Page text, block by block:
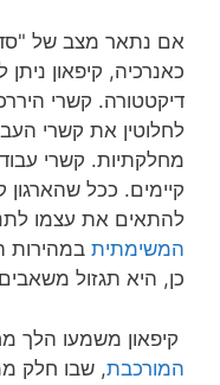
אם נתאר מצב של
כאנרכיה, קיפאון
דיקטטורה. קשרי
לחלוטין את קשרי
מחלקתיות. קשרי
קיימים. ככל שהארגון
להתאים את עצמו
המשימתית במהירות
כן, היא תגזול
קיפאון משמעו הלך
המורכבת, שבו חלק